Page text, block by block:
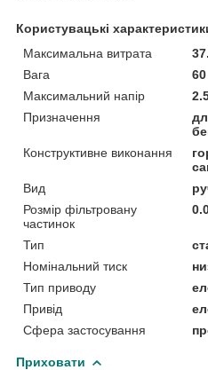
Користувацькi
Максимальна витрата
Вага
60
Максимальний напір
Призначення
Конструктивне виконання
Вид
Розмір фільтровану
частинок
Тип
Номінальний тиск
Тип приводу
Привід
Сфера застосування
Приховати